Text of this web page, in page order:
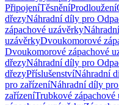
PřipojeníTěsněníProdloužení
dřezyNáhradní díly pro
zápachové uzávěrky
uzávěrkyDvoukomorové
Dvoukomorové zápachové
dřezyNáhradní díly pro
dřezyPříslušenstvíNáhradní
pro zařízeníNáhradní díly
zařízeníTrubkové zápachové